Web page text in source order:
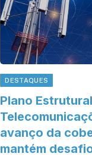
DESTAQUES
Plano
avanço da
mantém